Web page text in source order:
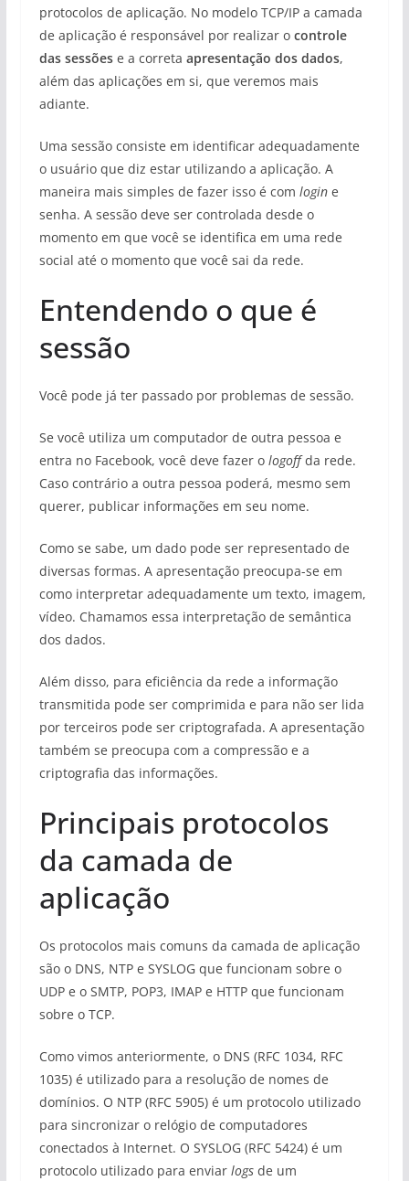
protocolos de aplicação. No modelo TCP/IP a camada
de aplicação é responsável por realizar o controle
das sessõese a correta apresentação dos dados,
além das aplicações em si, que veremos mais
adiante.
Uma sessão consiste em identificar adequadamente
o usuário que diz estar utilizando a aplicação. A
maneira mais simples de fazer isso é com logine
senha. A sessão deve ser controlada desde o
momento em que você se identifica em uma rede
social até o momento que você sai da rede.
Entendendo o que é
sessão
Você pode já ter passado por problemas de sessão.
Se você utiliza um computador de outra pessoa e
entra no Facebook, você deve fazer o logoffda rede.
Caso contrário a outra pessoa poderá, mesmo sem
querer, publicar informações em seu nome.
Como se sabe, um dado pode ser representado de
diversas formas. A apresentação preocupa-se em
como interpretar adequadamente um texto, imagem,
vídeo. Chamamos essa interpretação de semântica
dos dados.
Além disso, para eficiência da rede a informação
transmitida pode ser comprimida e para não ser lida
por terceiros pode ser criptografada. A apresentação
também se preocupa com a compressão e a
criptografia das informações.
Principais protocolos
da camada de
aplicação
Os protocolos mais comuns da camada de aplicação
são o DNS, NTP e SYSLOG que funcionam sobre o
UDP e o SMTP, POP3, IMAP e HTTP que funcionam
sobre o TCP.
Como vimos anteriormente, o DNS (RFC 1034, RFC
1035) é utilizado para a resolução de nomes de
domínios. O NTP (RFC 5905) é um protocolo utilizado
para sincronizar o relógio de computadores
conectados à Internet. O SYSLOG (RFC 5424) é um
protocolo utilizado para enviar logsde um